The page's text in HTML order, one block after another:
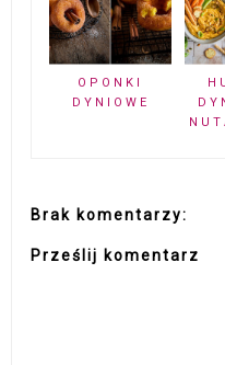
OPONKI
DYNIOWE
Brak komentarzy:
Prześlij komentarz